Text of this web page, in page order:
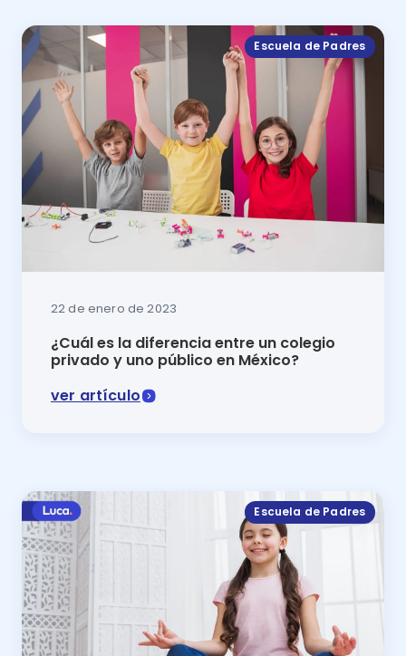
Escuela de Padres
22 de enero de 2023
¿Cuál es la diferencia entre un colegio
privado y uno público en México?
ver artículo
Escuela de Padres